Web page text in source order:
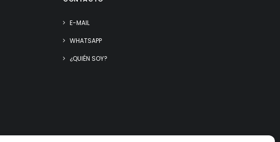
E-MAIL
WHATSAPP
¿QUIÉN SOY?